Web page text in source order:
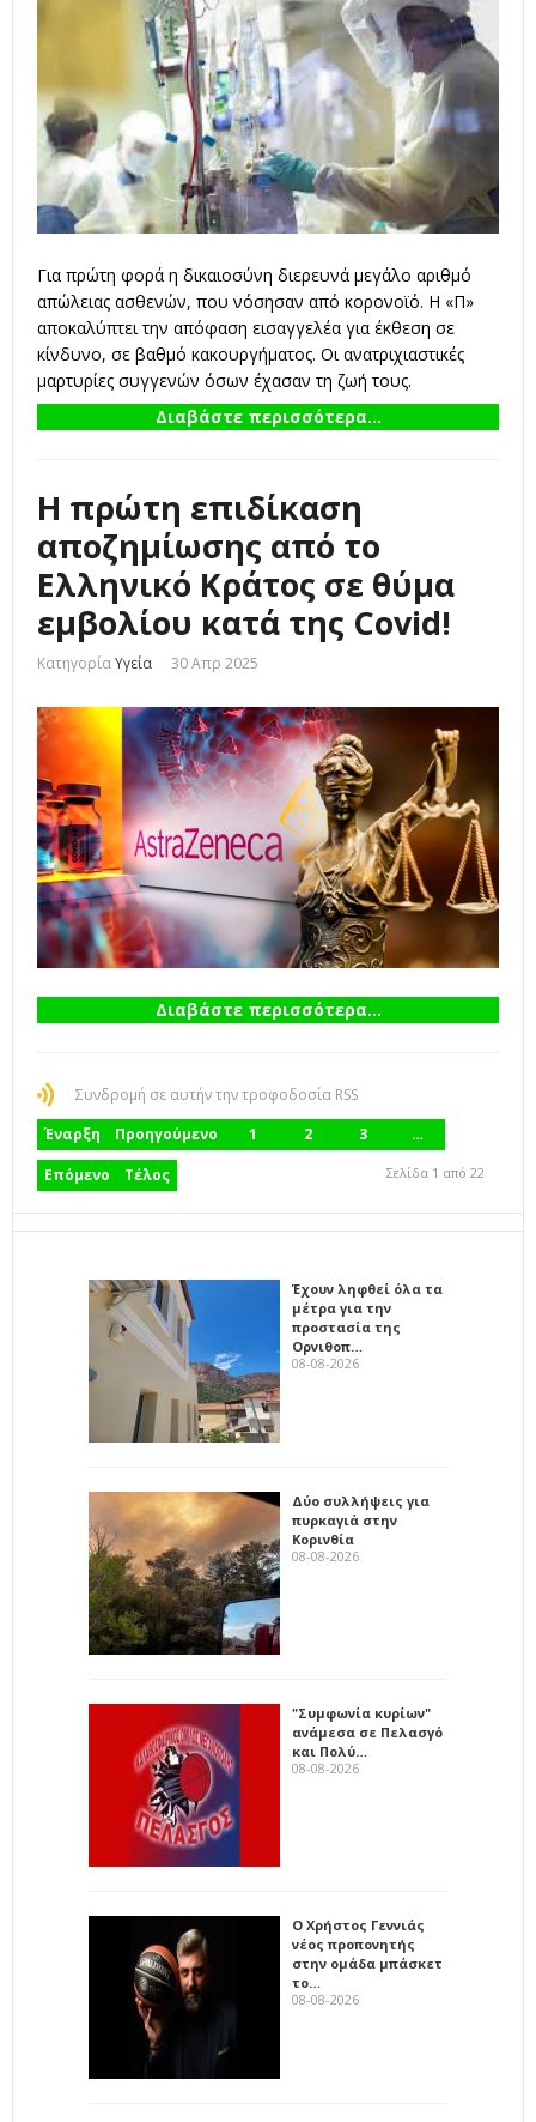
Για πρώτη φορά η δικαιοσύνη διερευνά μεγάλο αριθμό
απώλειας ασθενών, που νόσησαν από κορονοϊό. Η «Π»
αποκαλύπτει την απόφαση εισαγγελέα για έκθεση σε
κίνδυνο, σε βαθμό κακουργήματος. Οι ανατριχιαστικές
μαρτυρίες συγγενών όσων έχασαν τη ζωή τους.
Διαβάστε περισσότερα...
Η πρώτη επιδίκαση
αποζημίωσης από το
Ελληνικό Κράτος σε θύμα
εμβολίου κατά της Covid!
ΚατηγορίαΥγεία 30 Απρ 2025
Διαβάστε περισσότερα...
Συνδρομή σε αυτήν την τροφοδοσία RSS
Έναρξη
Προηγούμενο 1 2 3
…
Επόμενο
Τέλος Σελίδα 1 από 22
Έχουν ληφθεί όλα τα
μέτρα για την
προστασία της
Ορνιθοπ…
08-08-2026
Δύο συλλήψεις για
πυρκαγιά στην
Κορινθία
08-08-2026
"Συμφωνία κυρίων"
ανάμεσα σε Πελασγό
και Πολύ…
08-08-2026
Ο Χρήστος Γεννιάς
νέος προπονητής
στην ομάδα μπάσκετ
το…
08-08-2026